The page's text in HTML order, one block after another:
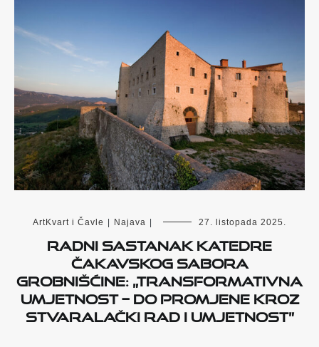
ArtKvart i Čavle Najava 27. listopada 2025.
Radni sastanak Katedre
Čakavskog sabora
Grobnišćine: „Transformativna
umjetnost – do promjene kroz
stvaralački rad i umjetnost”